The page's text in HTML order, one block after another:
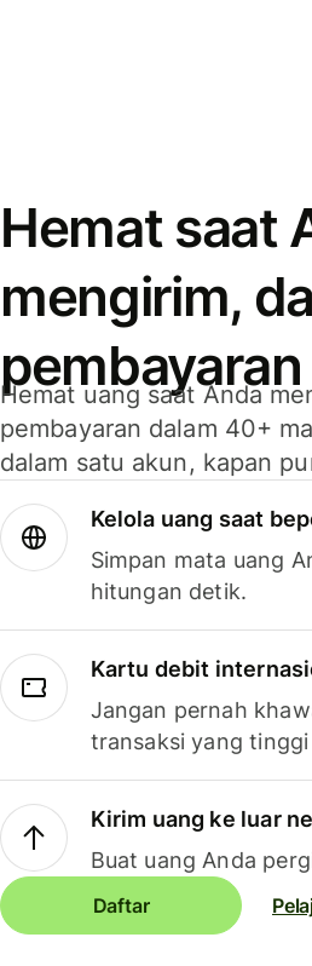
Hemat saat
mengirim,
pembayaran
Hemat uang saat Anda
pembayaran dalam 40+
dalam satu akun, kapan
Kelola uang saat
Simpan mata uang
hitungan detik.
Kartu debit
Jangan pernah
transaksi yang
Kirim uang ke luar
Buat uang Anda
Daftar